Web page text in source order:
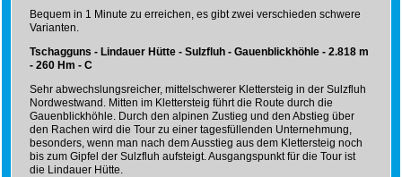
Bequem in 1 Minute zu erreichen, es gibt zwei verschieden schwere
Varianten.
Tschagguns - Lindauer Hütte - Sulzfluh - Gauenblickhöhle - 2.818 m
- 260 Hm - C
Sehr abwechslungsreicher, mittelschwerer Klettersteig in der Sulzfluh
Nordwestwand. Mitten im Klettersteig führt die Route durch die
Gauenblickhöhle. Durch den alpinen Zustieg und den Abstieg über
den Rachen wird die Tour zu einer tagesfüllenden Unternehmung,
besonders, wenn man nach dem Ausstieg aus dem Klettersteig noch
bis zum Gipfel der Sulzfluh aufsteigt. Ausgangspunkt für die Tour ist
die Lindauer Hütte.